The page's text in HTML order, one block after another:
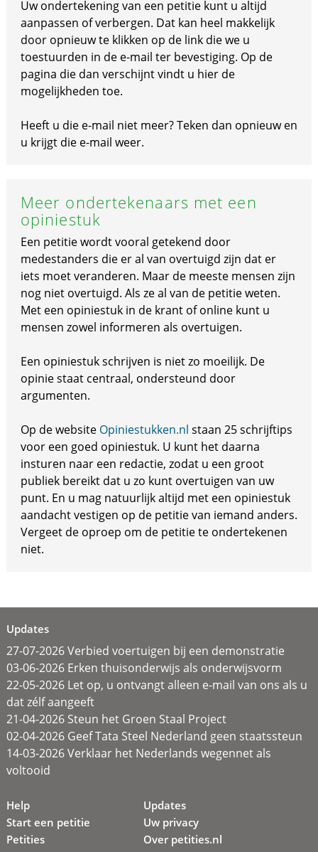
Uw ondertekening van een petitie kunt u altijd
aanpassen of verbergen. Dat kan heel makkelijk
door opnieuw te klikken op de link die we u
toestuurden in de e-mail ter bevestiging. Op de
pagina die dan verschijnt vindt u hier de
mogelijkheden toe.
Heeft u die e-mail niet meer? Teken dan opnieuw en
u krijgt die e-mail weer.
Meer ondertekenaars met een
opiniestuk
Een petitie wordt vooral getekend door
medestanders die er al van overtuigd zijn dat er
iets moet veranderen. Maar de meeste mensen zijn
nog niet overtuigd. Als ze al van de petitie weten.
Met een opiniestuk in de krant of online kunt u
mensen zowel informeren als overtuigen.
Een opiniestuk schrijven is niet zo moeilijk. De
opinie staat centraal, ondersteund door
argumenten.
Op de website Opiniestukken.nl staan 25 schrijftips
voor een goed opiniestuk. U kunt het daarna
insturen naar een redactie, zodat u een groot
publiek bereikt dat u zo kunt overtuigen van uw
punt. En u mag natuurlijk altijd met een opiniestuk
aandacht vestigen op de petitie van iemand anders.
Vergeet de oproep om de petitie te ondertekenen
niet.
Updates
27-07-2026 Verbied voertuigen bij een demonstratie
03-06-2026 Erken thuisonderwijs als onderwijsvorm
22-05-2026 Let op, u ontvangt alleen e-mail van ons als u
dat zélf aangeeft
21-04-2026 Steun het Groen Staal Project
02-04-2026 Geef Tata Steel Nederland geen staatssteun
14-03-2026 Verklaar het Nederlands wegennet als
voltooid
Help
Start een petitie
Petities
Updates
Uw privacy
Over petities.nl